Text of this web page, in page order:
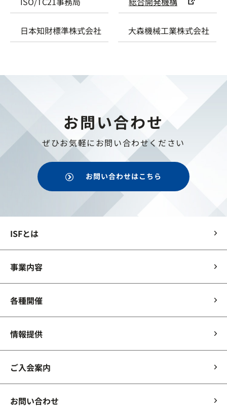
日本知財標準株式会社 大森機械工業株式会社
お問い合わせ
ぜひお気軽にお問い合わせください
お問い合わせはこちら
ISFとは
事業内容
各種開催
情報提供
ご入会案内
お問い合わせ